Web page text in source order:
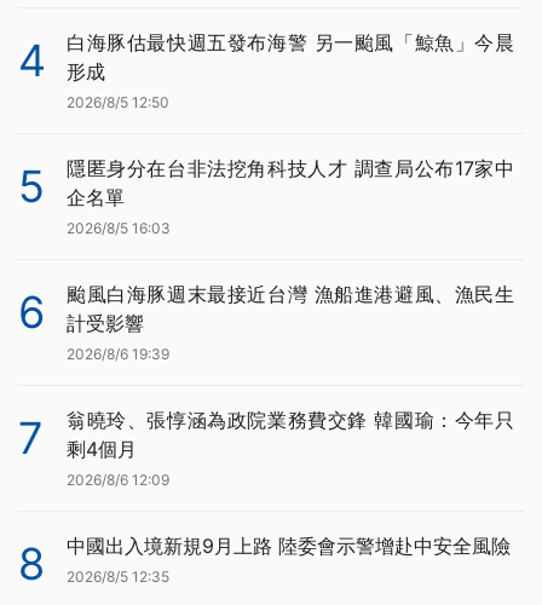
4
白海豚估最快週五發布海警 另一颱風「鯨魚」今晨
形成
2026/8/5 12:50
5
隱匿身分在台非法挖角科技人才 調查局公布17家中
企名單
2026/8/5 16:03
6
颱風白海豚週末最接近台灣 漁船進港避風、漁民生
計受影響
2026/8/6 19:39
7
翁曉玲、張惇涵為政院業務費交鋒 韓國瑜：今年只
剩4個月
2026/8/6 12:09
8 中國出入境新規9月上路 陸委會示警增赴中安全風險
2026/8/5 12:35